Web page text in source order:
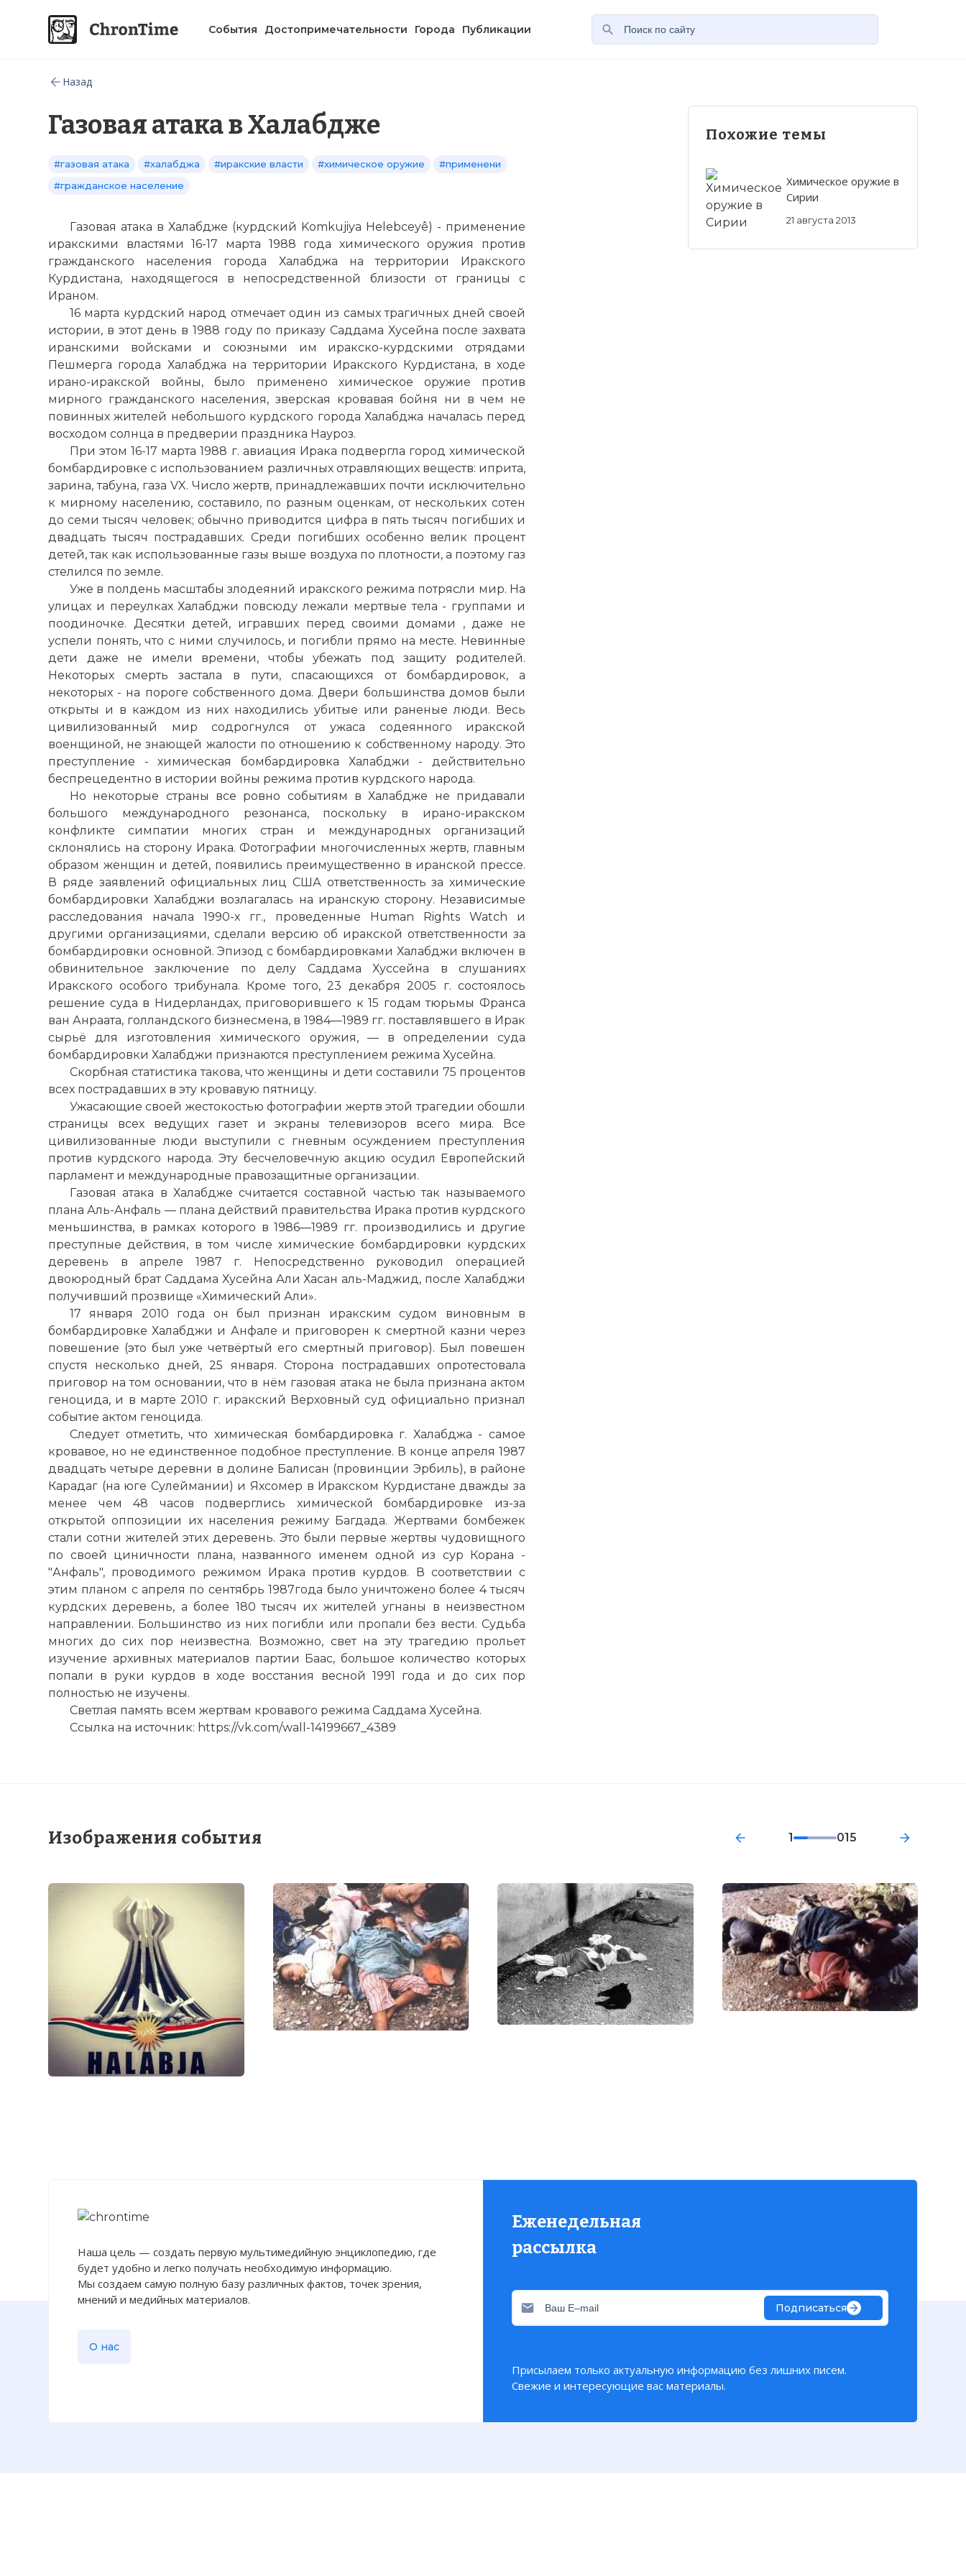
События Достопримечательности Города Публикации
Назад
Газовая атака в Халабдже
#газовая атака #халабджа #иракские власти #химическое оружие
#применени
#гражданское население
Газовая атака в Халабдже (курдский Komkujiya Helebceyê) - применение
иракскими властями 16-17 марта 1988 года химического оружия против
гражданского населения города Халабджа на территории Иракского
Курдистана, находящегося в непосредственной близости от границы с
Ираном.
16 марта курдский народ отмечает один из самых трагичных дней своей
истории, в этот день в 1988 году по приказу Саддама Хусейна после захвата
иранскими войсками и союзными им иракско-курдскими отрядами
Пешмерга города Халабджа на территории Иракского Курдистана, в ходе
ирано-иракской войны, было применено химическое оружие против
мирного гражданского населения, зверская кровавая бойня ни в чем не
повинных жителей небольшого курдского города Халабджа началась перед
восходом солнца в предверии праздника Науроз.
При этом 16-17 марта 1988 г. авиация Ирака подвергла город химической
бомбардировке с использованием различных отравляющих веществ: иприта,
зарина, табуна, газа VX. Число жертв, принадлежавших почти исключительно
к мирному населению, составило, по разным оценкам, от нескольких сотен
до семи тысяч человек; обычно приводится цифра в пять тысяч погибших и
двадцать тысяч пострадавших. Среди погибших особенно велик процент
детей, так как использованные газы выше воздуха по плотности, а поэтому газ
стелился по земле.
Уже в полдень масштабы злодеяний иракского режима потрясли мир. На
улицах и переулках Халабджи повсюду лежали мертвые тела - группами и
поодиночке. Десятки детей, игравших перед своими домами , даже не
успели понять, что с ними случилось, и погибли прямо на месте. Невинные
дети даже не имели времени, чтобы убежать под защиту родителей.
Некоторых смерть застала в пути, спасающихся от бомбардировок, а
некоторых - на пороге собственного дома. Двери большинства домов были
открыты и в каждом из них находились убитые или раненые люди. Весь
цивилизованный мир содрогнулся от ужаса содеянного иракской
военщиной, не знающей жалости по отношению к собственному народу. Это
преступление - химическая бомбардировка Халабджи - действительно
беспрецедентно в истории войны режима против курдского народа.
Но некоторые страны все ровно событиям в Халабдже не придавали
большого международного резонанса, поскольку в ирано-иракском
конфликте симпатии многих стран и международных организаций
склонялись на сторону Ирака. Фотографии многочисленных жертв, главным
образом женщин и детей, появились преимущественно в иранской прессе.
В ряде заявлений официальных лиц США ответственность за химические
бомбардировки Халабджи возлагалась на иранскую сторону. Независимые
расследования начала 1990-х гг., проведенные Human Rights Watch и
другими организациями, сделали версию об иракской ответственности за
бомбардировки основной. Эпизод с бомбардировками Халабджи включен в
обвинительное заключение по делу Саддама Хуссейна в слушаниях
Иракского особого трибунала. Кроме того, 23 декабря 2005 г. состоялось
решение суда в Нидерландах, приговорившего к 15 годам тюрьмы Франса
ван Анраата, голландского бизнесмена, в 1984—1989 гг. поставлявшего в Ирак
сырьё для изготовления химического оружия, — в определении суда
бомбардировки Халабджи признаются преступлением режима Хусейна.
Скорбная статистика такова, что женщины и дети составили 75 процентов
всех пострадавших в эту кровавую пятницу.
Ужасающие своей жестокостью фотографии жертв этой трагедии обошли
страницы всех ведущих газет и экраны телевизоров всего мира. Все
цивилизованные люди выступили с гневным осуждением преступления
против курдского народа. Эту бесчеловечную акцию осудил Европейский
парламент и международные правозащитные организации.
Газовая атака в Халабдже считается составной частью так называемого
плана Аль-Анфаль — плана действий правительства Ирака против курдского
меньшинства, в рамках которого в 1986—1989 гг. производились и другие
преступные действия, в том числе химические бомбардировки курдских
деревень в апреле 1987 г. Непосредственно руководил операцией
двоюродный брат Саддама Хусейна Али Хасан аль-Маджид, после Халабджи
получивший прозвище «Химический Али».
17 января 2010 года он был признан иракским судом виновным в
бомбардировке Халабджи и Анфале и приговорен к смертной казни через
повешение (это был уже четвёртый его смертный приговор). Был повешен
спустя несколько дней, 25 января. Сторона пострадавших опротестовала
приговор на том основании, что в нём газовая атака не была признана актом
геноцида, и в марте 2010 г. иракский Верховный суд официально признал
событие актом геноцида.
Следует отметить, что химическая бомбардировка г. Халабджа - самое
кровавое, но не единственное подобное преступление. В конце апреля 1987
двадцать четыре деревни в долине Балисан (провинции Эрбиль), в районе
Карадаг (на юге Сулеймании) и Яхсомер в Иракском Курдистане дважды за
менее чем 48 часов подверглись химической бомбардировке из-за
открытой оппозиции их населения режиму Багдада. Жертвами бомбежек
стали сотни жителей этих деревень. Это были первые жертвы чудовищного
по своей циничности плана, названного именем одной из сур Корана -
"Анфаль", проводимого режимом Ирака против курдов. В соответствии с
этим планом с апреля по сентябрь 1987года было уничтожено более 4 тысяч
курдских деревень, а более 180 тысяч их жителей угнаны в неизвестном
направлении. Большинство из них погибли или пропали без вести. Судьба
многих до сих пор неизвестна. Возможно, свет на эту трагедию прольет
изучение архивных материалов партии Баас, большое количество которых
попали в руки курдов в ходе восстания весной 1991 года и до сих пор
полностью не изучены.
Светлая память всем жертвам кровавого режима Саддама Хусейна.
Ссылка на источник: https://vk.com/wall-14199667_4389
Похожие темы
Химическое оружие в
Сирии
21 августа 2013
Изображения события 1 015
☓
Экспозиция в музее Халабджи воссоздает сцены химической атаки на город
Фото статьи:
Наша цель — создать первую мультимедийную энциклопедию, где
будет удобно и легко получать необходимую информацию.
Мы создаем самую полную базу различных фактов, точек зрения,
мнений и медийных материалов.
О нас
Еженедельная
рассылка
Подписаться
Присылаем только актуальную информацию без лишних писем.
Свежие и интересующие вас материалы.